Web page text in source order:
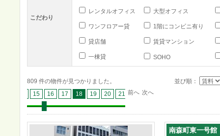
こだわり
レンタルオフィス 大型オフィス
ワンフロアー貸 1階にコンビニ有り
貸店舗 賃貸マンション
一棟貸 SOHO
809 件の物件が見つかりました。
並び順：
15 16 17 18 19 20 21 22 23
前へ 次へ
南森町東一号館